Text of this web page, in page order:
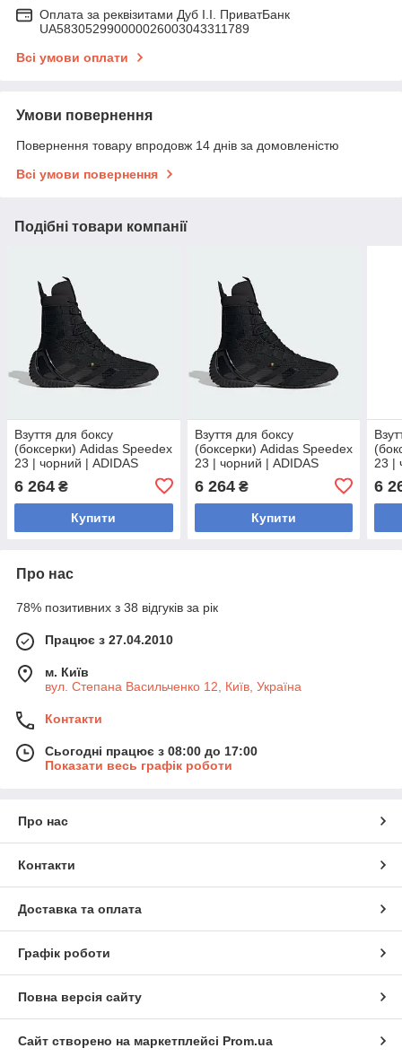
Оплата за реквізитами Дуб І.І. ПриватБанк
UA583052990000026003043311789
Всі умови оплати
Умови повернення
Повернення товару впродовж 14 днів за домовленістю
Всі умови повернення
Подібні товари компанії
Взуття для боксу
(боксерки) Adidas Speedex
23 | чорний | ADIDAS
6 264 ₴
Купити
Взуття для боксу
(боксерки) Adidas Speedex
23 | чорний | ADIDAS
6 264₴
Купити
23 |
6
Про нас
78% позитивних з 38 відгуків за рік
Працює з 27.04.2010
м. Київ
вул. Степана Васильченко 12, Київ, Україна
Контакти
Сьогодні працює з 08:00 до 17:00
Показати весь графік роботи
Про нас
Контакти
Доставка та оплата
Графік роботи
Повна версія сайту
Сайт створено на маркетплейсі Prom.ua